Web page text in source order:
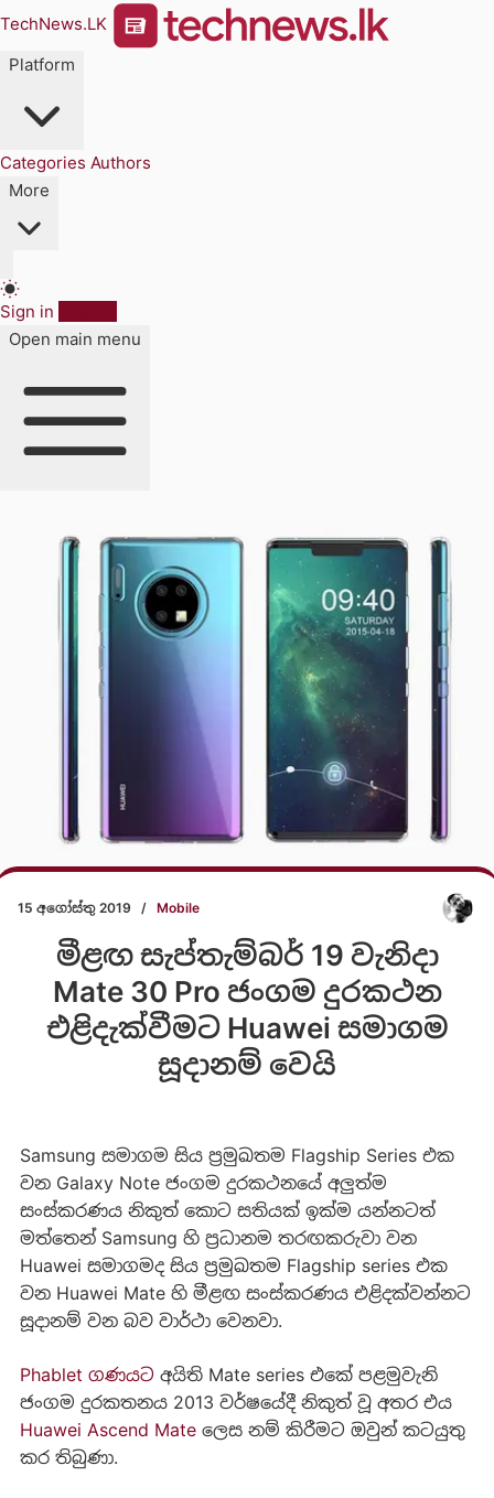
TechNews.LK
Platform
Categories Authors
More
Sign in
Open main menu
15 අගෝස්තු 2019 / Mobile
මීළඟ සැප්තැම්බර් 19 වැනිදා
Mate 30 Pro ජංගම දුරකථන
එළිදැක්වීමට Huawei සමාගම
සූදානම් වෙයි
Samsung සමාගම සිය ප්‍රමුඛතම Flagship Series එක
වන Galaxy Note ජංගම දුරකථනයේ අලුත්ම
සංස්කරණය නිකුත් කොට සතියක් ඉක්ම යන්නටත්
මත්තෙන් Samsung හි ප්‍රධානම තරඟකරුවා වන
Huawei සමාගමද සිය ප්‍රමුඛතම Flagship series එක
වන Huawei Mate හි මීළඟ සංස්කරණය එළිදක්වන්නට
සූදානම් වන බව වාර්ථා වෙනවා.
Phablet ගණයට අයිති Mate series එකේ පළමුවැනි
ජංගම දුරකතනය 2013 වර්ෂයේදී නිකුත් වූ අතර එය
Huawei Ascend Mateලෙස නම් කිරීමට ඔවුන් කටයුතු
කර තිබුණා.